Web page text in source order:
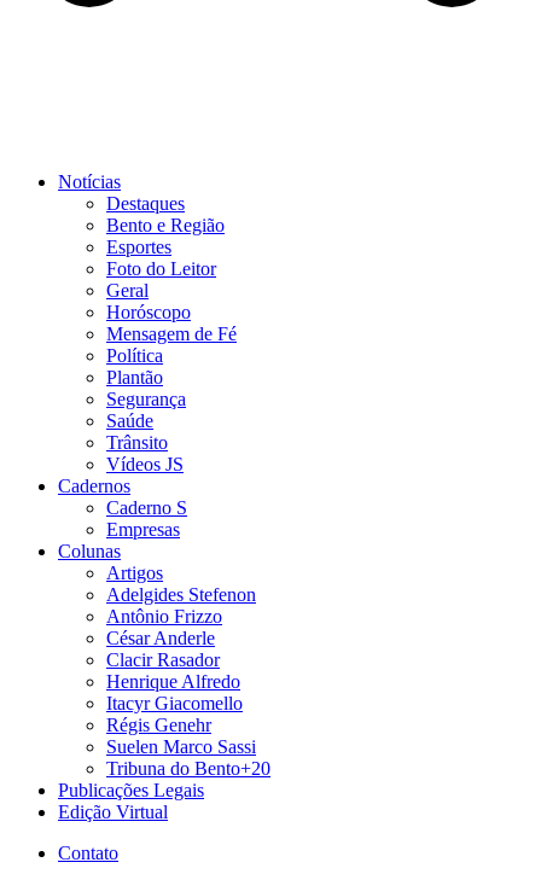
Notícias
Destaques
Bento e Região
Esportes
Foto do Leitor
Geral
Horóscopo
Mensagem de Fé
Política
Plantão
Segurança
Saúde
Trânsito
Vídeos JS
Cadernos
Caderno S
Empresas
Colunas
Artigos
Adelgides Stefenon
Antônio Frizzo
César Anderle
Clacir Rasador
Henrique Alfredo
Itacyr Giacomello
Régis Genehr
Suelen Marco Sassi
Tribuna do Bento+20
Publicações Legais
Edição Virtual
Contato